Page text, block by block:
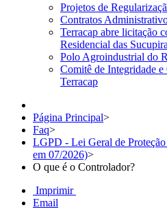
Projetos de
Contratos
Terracap abre licitação
Residencial das
Polo Agroindustrial do
Comitê de Integridade
Terracap
Página Principal>
Faq>
LGPD - Lei Geral de
em 07/2026)>
O que é o Controlador?
Imprimir
Email